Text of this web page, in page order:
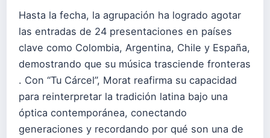
Hasta la fecha, la agrupación ha logrado agotar
las entradas de 24 presentaciones en países
clave como Colombia, Argentina, Chile y España,
demostrando que su música trasciende fronteras
. Con “Tu Cárcel”, Morat reafirma su capacidad
para reinterpretar la tradición latina bajo una
óptica contemporánea, conectando
generaciones y recordando por qué son una de